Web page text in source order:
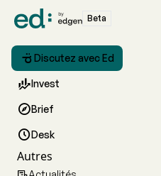
Beta
 Discutez avec Ed
Invest
Brief
Desk
Autres